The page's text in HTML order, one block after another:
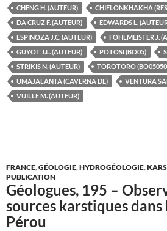
CHENG H. (AUTEUR)
CHIFLONKHAKHA
DA CRUZ F. (AUTEUR)
EDWARDS L.
ESPINOZA J.C. (AUTEUR)
FOHLMEISTER J.
GUYOT J.L. (AUTEUR)
POTOSI (BO05)
STRIKIS N. (AUTEUR)
TOROTORO
UMAJALANTA (CAVERNA DE)
VENTURA
VUILLE M. (AUTEUR)
FRANCE,GÉOLOGIE,HYDROGÉOLOGIE,
PUBLICATION
Géologues, 195 –
sources karstiques dans
Pérou